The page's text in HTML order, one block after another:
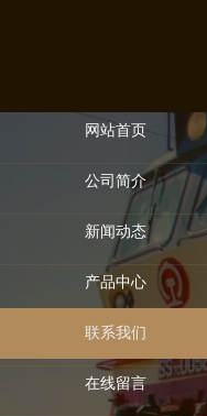
网站首页
公司简介
新闻动态
产品中心
联系我们
在线留言